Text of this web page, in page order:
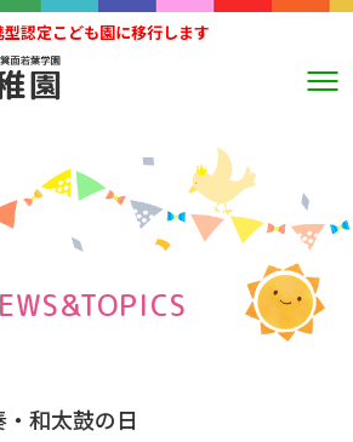
認定こども園に移行します
和太鼓の日